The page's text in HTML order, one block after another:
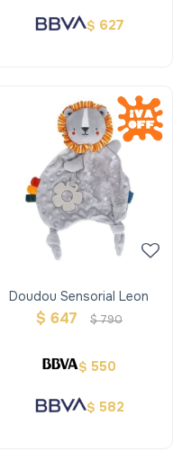
$ 627
Doudou Sensorial Leon
$ 647 $790
$ 550
$ 582